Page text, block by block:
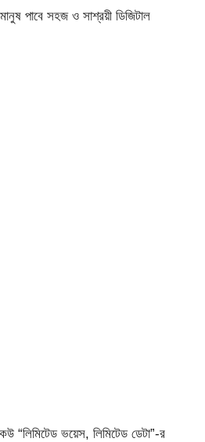
পাবে সহজ ও সাশ্রয়ী ডিজিটাল
“লিমিটেড ভয়েস, লিমিটেড ডেটা”-র